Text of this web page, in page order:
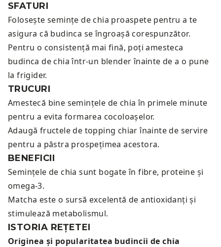
SFATURI
Folosește semințe de chia proaspete pentru a te
asigura că budinca se îngroașă corespunzător.
Pentru o consistență mai fină, poți amesteca
budinca de chia într-un blender înainte de a o pune
la frigider.
TRUCURI
Amestecă bine semințele de chia în primele minute
pentru a evita formarea cocoloașelor.
Adaugă fructele de topping chiar înainte de servire
pentru a păstra prospețimea acestora.
BENEFICII
Semințele de chia sunt bogate în fibre, proteine și
omega-3.
Matcha este o sursă excelentă de antioxidanți și
stimulează metabolismul.
ISTORIA REȚETEI
Originea și popularitatea budincii de chia